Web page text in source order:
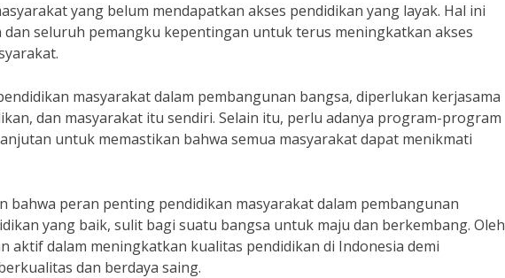
yang belum mendapatkan akses pendidikan yang layak. Hal ini
seluruh pemangku kepentingan untuk terus meningkatkan akses
masyarakat dalam pembangunan bangsa, diperlukan kerjasama
dan masyarakat itu sendiri. Selain itu, perlu adanya program-program
untuk memastikan bahwa semua masyarakat dapat menikmati
bahwa peran penting pendidikan masyarakat dalam pembangunan
yang baik, sulit bagi suatu bangsa untuk maju dan berkembang. Oleh
aktif dalam meningkatkan kualitas pendidikan di Indonesia demi
dan berdaya saing.